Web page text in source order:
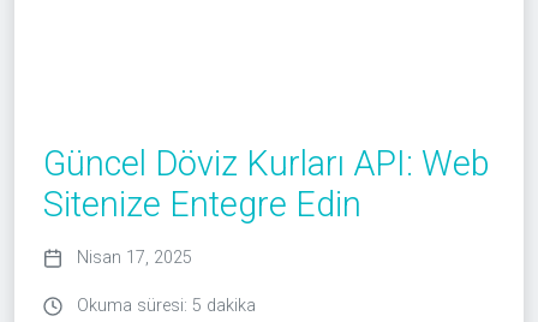
Güncel Döviz Kurları API: Web
Sitenize Entegre Edin
Nisan 17, 2025
Okuma süresi: 5 dakika